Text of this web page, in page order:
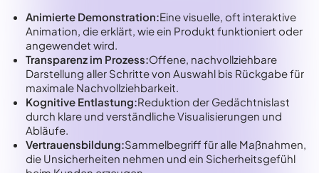
Animierte Demonstration:Eine visuelle, oft interaktive
Animation, die erklärt, wie ein Produkt funktioniert oder
angewendet wird.
Transparenz im Prozess:Offene, nachvollziehbare
Darstellung aller Schritte von Auswahl bis Rückgabe für
maximale Nachvollziehbarkeit.
Kognitive Entlastung:Reduktion der Gedächtnislast
durch klare und verständliche Visualisierungen und
Abläufe.
Vertrauensbildung:Sammelbegriff für alle Maßnahmen,
die Unsicherheiten nehmen und ein Sicherheitsgefühl